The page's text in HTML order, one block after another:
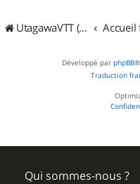
UtagawaVTT (Randos VTT et VTTAE avec traces GPS)
Développé par phpBB®
Traduction
Qui sommes-nous ?